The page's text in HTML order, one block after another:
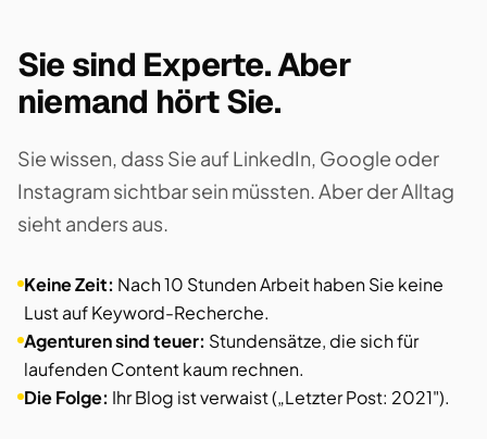
Sie sind Experte. Aber
niemand hört Sie.
Sie wissen, dass Sie auf LinkedIn, Google oder
Instagram sichtbar sein müssten. Aber der Alltag
sieht anders aus.
Keine Zeit: Nach 10 Stunden Arbeit haben Sie keine
Lust auf Keyword-Recherche.
Agenturen sind teuer: Stundensätze, die sich für
laufenden Content kaum rechnen.
Die Folge: Ihr Blog ist verwaist („Letzter Post: 2021").